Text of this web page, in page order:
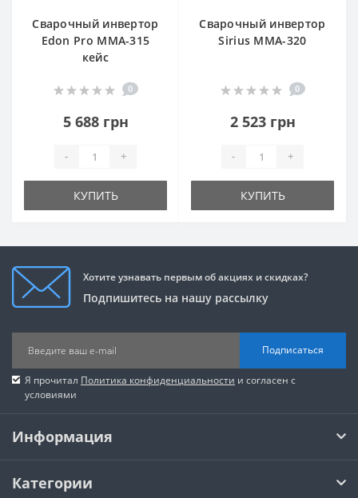
Сварочный инвертор
Edon Pro MMA-315
кейс
0
5 688 грн
- +
КУПИТЬ
Сварочный инвертор
Sirius MMA-320
0
2 523 грн
- +
КУПИТЬ
Хотите узнавать первым об акциях и скидках?
Подпишитесь на нашу рассылку
Подписаться
Я прочитал Политика конфиденциальности и согласен с
условиями
Информация
Категории